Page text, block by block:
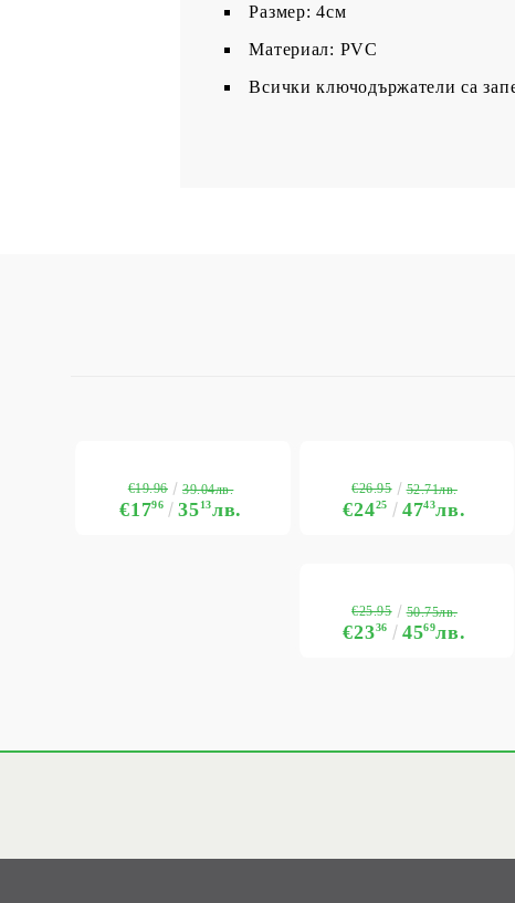
Размер: 4см
Материал: PVC
Всички ключодържатели са
€1796 3513лв.
€19.96 39.04лв.
€2425 4743лв.
€26.95 52.71лв.
€2336 4569лв.
€25.95 50.75лв.